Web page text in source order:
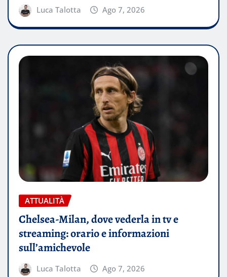
Luca Talotta Ago 7, 2026
ATTUALITÀ
Chelsea-Milan, dove vederla in tv e
streaming: orario e informazioni
sull’amichevole
Luca Talotta Ago 7, 2026